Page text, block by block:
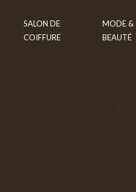
SALON DE
COIFFURE
MODE &
BEAUTÉ